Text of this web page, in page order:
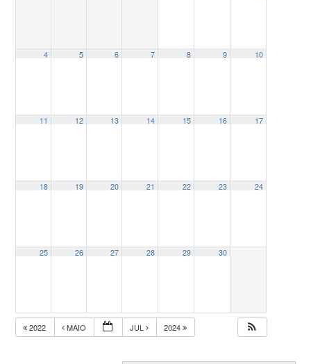
4 5 6 7 8 9 10
11 12 13 14 15 16 17
18 19 20 21 22 23 24
25 26 27 28 29 30
2022 MAIO JUL 2024